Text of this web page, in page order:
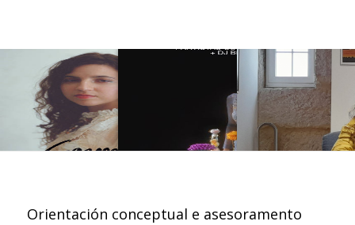
Orientación conceptual e asesoramento